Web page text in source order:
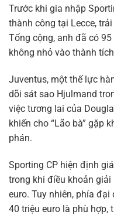
Trước khi gia nhập
thành công tại Lecce,
Tổng cộng, anh đã có
không nhỏ vào thành
Juventus, một thế lực
dõi sát sao Hjulmand
việc tương lai của
khiến cho “Lão bà” gặp
phán.
Sporting CP hiện định
trong khi điều khoản
euro. Tuy nhiên, phía
40 triệu euro là phù hợp,